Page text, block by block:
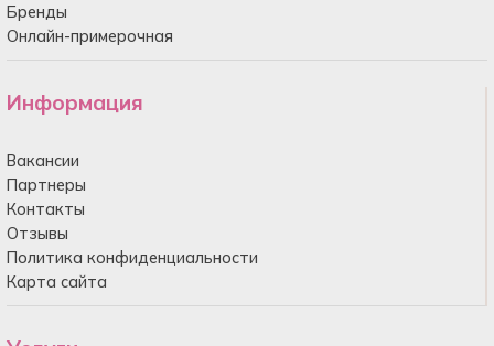
Бренды
Онлайн-примерочная
Информация
Вакансии
Партнеры
Контакты
Отзывы
Политика конфиденциальности
Карта сайта